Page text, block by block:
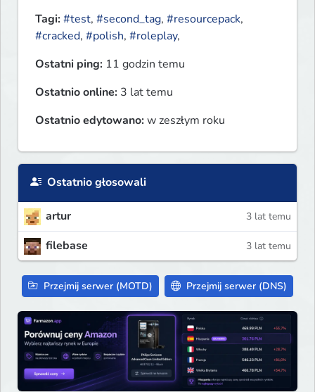
Tagi:#test, #second_tag, #resourcepack,
#cracked, #polish, #roleplay,
Ostatni ping: 11 godzin temu
Ostatnio online: 3 lat temu
Ostatnio edytowano:w zeszłym roku
Ostatnio głosowali
artur 3 lat temu
filebase 3 lat temu
Przejmij serwer (MOTD) Przejmij serwer (DNS)